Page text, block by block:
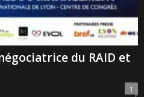
du RAID et
1